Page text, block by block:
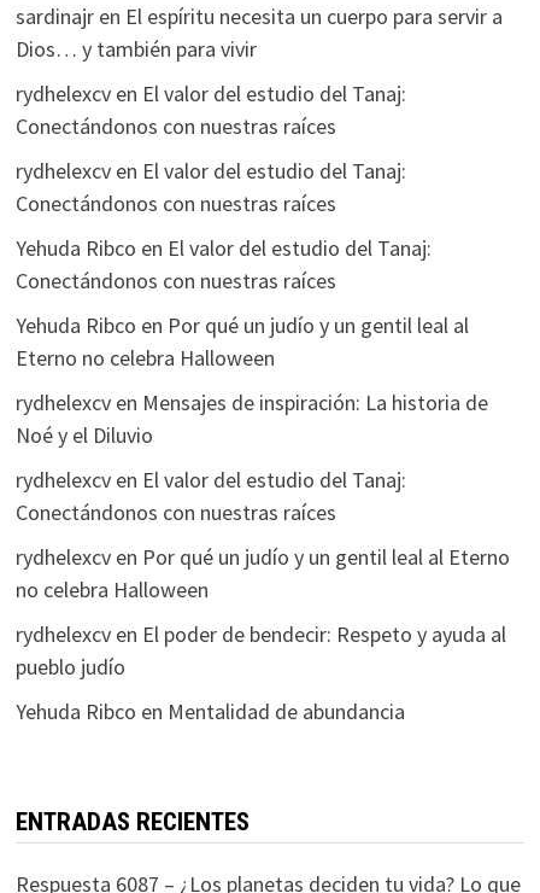
sardinajren El espíritu necesita un cuerpo para servir a
Dios… y también para vivir
rydhelexcven El valor del estudio del Tanaj:
Conectándonos con nuestras raíces
rydhelexcven El valor del estudio del Tanaj:
Conectándonos con nuestras raíces
Yehuda Ribco en El valor del estudio del Tanaj:
Conectándonos con nuestras raíces
Yehuda Ribco en Por qué un judío y un gentil leal al
Eterno no celebra Halloween
rydhelexcven Mensajes de inspiración: La historia de
Noé y el Diluvio
rydhelexcven El valor del estudio del Tanaj:
Conectándonos con nuestras raíces
rydhelexcven Por qué un judío y un gentil leal al Eterno
no celebra Halloween
rydhelexcven El poder de bendecir: Respeto y ayuda al
pueblo judío
Yehuda Ribco en Mentalidad de abundancia
ENTRADAS RECIENTES
Respuesta 6087 – ¿Los planetas deciden tu vida? Lo que